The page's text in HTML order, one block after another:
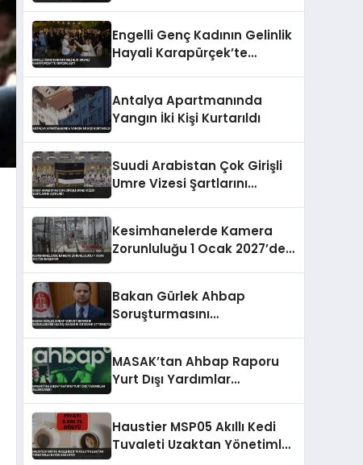
Engelli Genç Kadının Gelinlik
Hayali Karapürçek’te
Antalya Apartmanında
Yangın İki Kişi Kurtarıldı
Suudi Arabistan Çok Girişli
Umre Vizesi Şartlarını
Kesimhanelerde Kamera
Zorunluluğu 1 Ocak 2027’de
Bakan Gürlek Ahbap
Soruşturmasını
MASAK’tan Ahbap Raporu
Yurt Dışı Yardımlar
Haustier MSP05 Akıllı Kedi
Tuvaleti Uzaktan Yönetimle